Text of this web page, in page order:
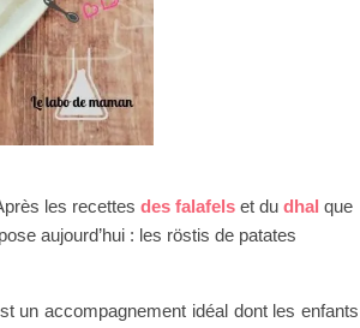
les recettes des falafels et du dhal que
aujourd’hui : les röstis de patates
un accompagnement idéal dont les enfants